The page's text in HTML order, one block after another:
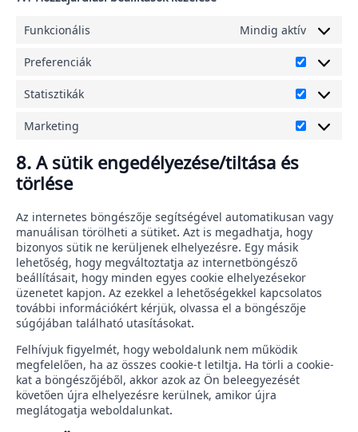
Funkcionális Mindig aktív
Preferenciák
Statisztikák
Marketing
8. A sütik engedélyezése/tiltása és
törlése
Az internetes böngészője segítségével automatikusan vagy
manuálisan törölheti a sütiket. Azt is megadhatja, hogy
bizonyos sütik ne kerüljenek elhelyezésre. Egy másik
lehetőség, hogy megváltoztatja az internetböngésző
beállításait, hogy minden egyes cookie elhelyezésekor
üzenetet kapjon. Az ezekkel a lehetőségekkel kapcsolatos
további információkért kérjük, olvassa el a böngészője
súgójában található utasításokat.
Felhívjuk figyelmét, hogy weboldalunk nem működik
megfelelően, ha az összes cookie-t letiltja. Ha törli a cookie-
kat a böngészőjéből, akkor azok az Ön beleegyezését
követően újra elhelyezésre kerülnek, amikor újra
meglátogatja weboldalunkat.